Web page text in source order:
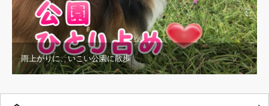
雨上がりに、いこい公園に散歩